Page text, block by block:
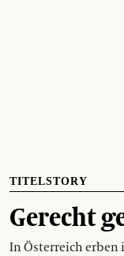
TITELSTORY
Gerecht
In Österreich erben